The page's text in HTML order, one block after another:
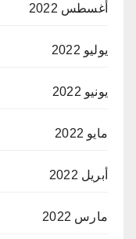
أغسطس 2022
يوليو 2022
يونيو 2022
مايو 2022
أبريل 2022
مارس 2022